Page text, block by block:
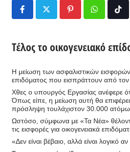
PinterestWhatsapp
Τέλος το οικογενειακό
H μείωση των ασφαλιστικών εισφορών
επιδόματος που εισπράττουν από
Χθες ο υπουργός Εργασίας ανέφερε
Όπως είπε, η μείωση αυτή θα
πρόσληψη τουλάχιστον 30.000
Ωστόσο, σύμφωνα με «Τα Νέα»
τις εισφορές για οικογενειακά
«Δεν είναι βέβαιο, αλλά είναι λογικό